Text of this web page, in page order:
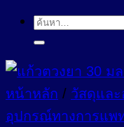
ค้นหา:
หน้าหลัก / วัสดุแล
อุปกรณ์ทางการแพ